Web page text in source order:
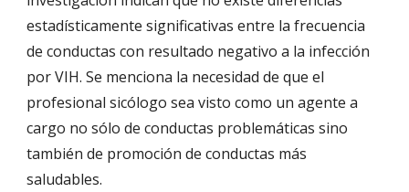
estadísticamente significativas entre la frecuencia
de conductas con resultado negativo a la infección
por VIH. Se menciona la necesidad de que el
profesional sicólogo sea visto como un agente a
cargo no sólo de conductas problemáticas sino
también de promoción de conductas más
saludables.